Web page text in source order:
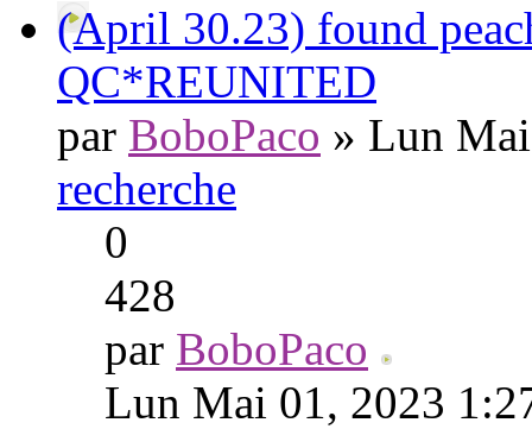
(April 30.23) found
QC*REUNITED
par BoboPaco » Lun
recherche
0
428
par BoboPaco
Lun Mai 01, 2023